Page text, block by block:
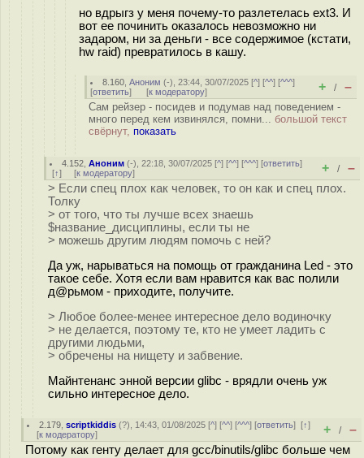
но вдрыгз у меня почему-то разлетелась ext3. И
вот ее починить оказалось невозможно ни
задаром, ни за деньги - все содержимое (кстати,
hw raid) превратилось в кашу.
8.160 ,Аноним (-), 23:44, 30/07/2025 [^] [^^] [^^^]
[ответить] [к модератору] + / –
Сам рейзер - посидев и подумав над поведением -
много перед кем извинялся, помни... большой текст
свёрнут, показать
4.152 ,Аноним (-), 22:18, 30/07/2025 [^] [^^] [^^^] [ответить]
[↑] [к модератору] + / –
> Если спец плох как человек, то он как и спец плох.
Толку
> от того, что ты лучше всех знаешь
$название_дисциплины, если ты не
> можешь другим людям помочь с ней?
Да уж, нарываться на помощь от гражданина Led - это
такое себе. Хотя если вам нравится как вас полили
д@рьмом - приходите, получите.
> Любое более-менее интересное дело водиночку
> не делается, поэтому те, кто не умеет ладить с
другими людьми,
> обречены на нищету и забвение.
Майнтенанс энной версии glibc - врядли очень уж
сильно интересное дело.
2.179 ,scriptkiddis (?), 14:43, 01/08/2025 [^] [^^] [^^^] [ответить][↑]
[к модератору] + / –
Потому как генту делает для gcc/binutils/glibc больше чем